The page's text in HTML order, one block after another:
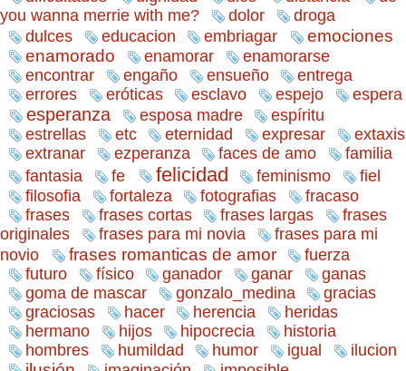
you wanna merrie with me?
dolor
droga
dulces
educacion embriagar emociones
enamorado enamorar enamorarse
encontrar engaño ensueño
entrega
errores
eróticas esclavo espejo espera
esperanza esposa madre
espíritu
estrellas
etc eternidad expresar
extaxis
extranar
ezperanza faces de amo
familia
fantasia
fe felicidad feminismo
fiel
filosofia
fortaleza fotografias
fracaso
frases
frases cortas frases largas
frases
originales
frases para mi novia
frases para mi
novio
frases romanticas de amor
fuerza
futuro
físico ganador ganar
ganas
goma de mascar
gonzalo_medina
gracias
graciosas
hacer herencia
heridas
hermano
hijos hipocrecia
historia
hombres
humildad humor igual ilucion